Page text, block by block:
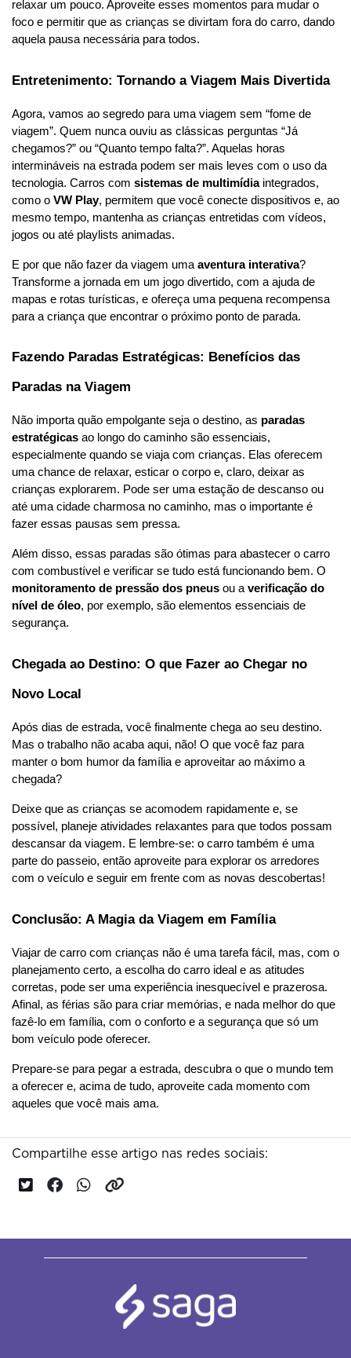
relaxar um pouco. Aproveite esses momentos para mudar o
foco e permitir que as crianças se divirtam fora do carro, dando
aquela pausa necessária para todos.
Entretenimento: Tornando a Viagem Mais Divertida
Agora, vamos ao segredo para uma viagem sem “fome de
viagem”. Quem nunca ouviu as clássicas perguntas “Já
chegamos?” ou “Quanto tempo falta?”. Aquelas horas
intermináveis na estrada podem ser mais leves com o uso da
tecnologia. Carros com sistemas de multimídia integrados,
como o VW Play, permitem que você conecte dispositivos e, ao
mesmo tempo, mantenha as crianças entretidas com vídeos,
jogos ou até playlists animadas.
E por que não fazer da viagem uma aventura interativa?
Transforme a jornada em um jogo divertido, com a ajuda de
mapas e rotas turísticas, e ofereça uma pequena recompensa
para a criança que encontrar o próximo ponto de parada.
Fazendo Paradas Estratégicas: Benefícios das
Paradas na Viagem
Não importa quão empolgante seja o destino, as paradas
estratégicas ao longo do caminho são essenciais,
especialmente quando se viaja com crianças. Elas oferecem
uma chance de relaxar, esticar o corpo e, claro, deixar as
crianças explorarem. Pode ser uma estação de descanso ou
até uma cidade charmosa no caminho, mas o importante é
fazer essas pausas sem pressa.
Além disso, essas paradas são ótimas para abastecer o carro
monitoramento de pressão dos pneus ou a verificação do
nível de óleo, por exemplo, são elementos essenciais de
segurança.
Chegada ao Destino: O que Fazer ao Chegar no
Novo Local
Após dias de estrada, você finalmente chega ao seu destino.
Mas o trabalho não acaba aqui, não! O que você faz para
manter o bom humor da família e aproveitar ao máximo a
chegada?
Deixe que as crianças se acomodem rapidamente e, se
possível, planeje atividades relaxantes para que todos possam
descansar da viagem. E lembre-se: o carro também é uma
parte do passeio, então aproveite para explorar os arredores
com o veículo e seguir em frente com as novas descobertas!
Conclusão: A Magia da Viagem em Família
Viajar de carro com crianças não é uma tarefa fácil, mas, com o
planejamento certo, a escolha do carro ideal e as atitudes
corretas, pode ser uma experiência inesquecível e prazerosa.
Afinal, as férias são para criar memórias, e nada melhor do que
fazê-lo em família, com o conforto e a segurança que só um
bom veículo pode oferecer.
Prepare-se para pegar a estrada, descubra o que o mundo tem
a oferecer e, acima de tudo, aproveite cada momento com
aqueles que você mais ama.
Compartilhe esse artigo nas redes sociais: